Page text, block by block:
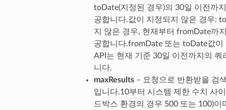
toDate(지정된 경우)의 30일 이전까
공합니다.값이 지정되지 않은 경우:
지 않은 경우, 현재부터 fromDate까
공합니다.fromDate 또는 toDate값이
API는 현재 기준 30일 이전까지의 쿼
니다.
maxResults– 요청으로 반환받을 검
입니다.10부터 시스템 제한 수치 사
드박스 환경의 경우 500 또는 100)이